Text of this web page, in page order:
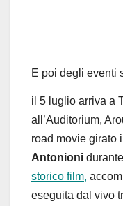
E poi degli eventi
il 5 luglio arriva a
all’Auditorium,
road movie girato
Antonioni
storico film, acc
eseguita dal vivo